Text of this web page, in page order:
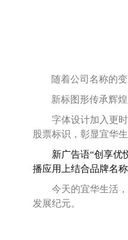
随着公司名称的
新标图形传承辉
字体设计加入更
股票标识，彰显宜华
新广告语“创享优
播应用上结合品牌名
今天的宜华生活
发展纪元。